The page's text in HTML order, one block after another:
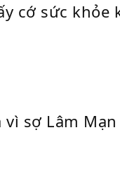
cớ sức
sợ Lâm